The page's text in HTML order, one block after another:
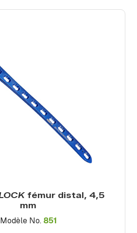
fémur distal, 4,5
mm
Modèle No. 851